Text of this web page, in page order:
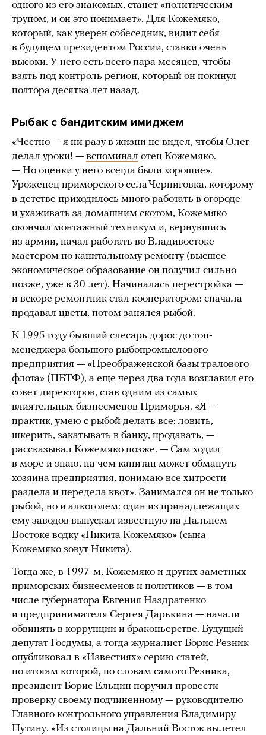
одного из его знакомых, станет «политическим
трупом, и он это понимает». Для Кожемяко,
который, как уверен собеседник, видит себя
в будущем президентом России, ставки очень
высоки. У него есть всего пара месяцев, чтобы
взять под контроль регион, который он покинул
полтора десятка лет назад.
Рыбак с бандитским имиджем
«Честно — я ни разу в жизни не видел, чтобы Олег
делал уроки! — вспоминал отец Кожемяко.
— Но оценки у него всегда были хорошие».
Уроженец приморского села Черниговка, которому
в детстве приходилось много работать в огороде
и ухаживать за домашним скотом, Кожемяко
окончил монтажный техникум и, вернувшись
из армии, начал работать во Владивостоке
мастером по капитальному ремонту (высшее
экономическое образование он получил сильно
позже, уже в 30 лет). Начиналась перестройка —
и вскоре ремонтник стал кооператором: сначала
продавал цветы, потом занялся рыбой.
К 1995 году бывший слесарь дорос до топ-
менеджера большого рыбопромыслового
предприятия — «Преображенской базы тралового
флота» (ПБТФ), а еще через два года возглавил его
совет директоров, став одним из самых
влиятельных бизнесменов Приморья. «Я —
практик, умею с рыбой делать все: ловить,
шкерить, закатывать в банку, продавать, —
рассказывал Кожемяко позже. — Сам ходил
в море и знаю, на чем капитан может обмануть
хозяина предприятия, понимаю все хитрости
раздела и передела квот». Занимался он не только
рыбой, но и алкоголем: один из принадлежащих
ему заводов выпускал известную на Дальнем
Востоке водку «Никита Кожемяко» (сына
Кожемяко зовут Никита).
Тогда же, в 1997-м, Кожемяко и других заметных
приморских бизнесменов и политиков — в том
числе губернатора Евгения Наздратенко
и предпринимателя Сергея Дарькина — начали
обвинять в коррупции и браконьерстве. Будущий
депутат Госдумы, а тогда журналист Борис Резник
опубликовал в «Известиях» серию статей,
по итогам которой, по словам самого Резника,
президент Борис Ельцин поручил провести
проверку своему подчиненному — руководителю
Главного контрольного управления Владимиру
Путину. «Из столицы на Дальний Восток вылетел